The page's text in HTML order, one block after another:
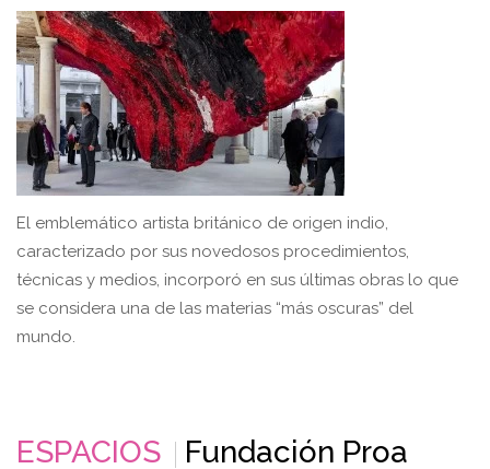
El emblemático artista británico de origen indio,
caracterizado por sus novedosos procedimientos,
técnicas y medios, incorporó en sus últimas obras lo que
se considera una de las materias “más oscuras” del
mundo.
ESPACIOS Fundación Proa